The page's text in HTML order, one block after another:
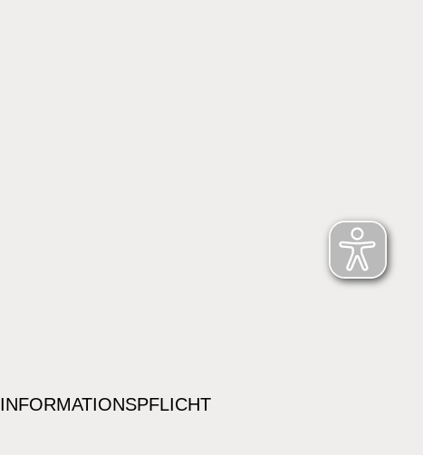
INFORMATIONSPFLICHT